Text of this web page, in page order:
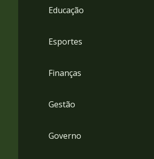
Educação
Esportes
Finanças
Gestão
Governo